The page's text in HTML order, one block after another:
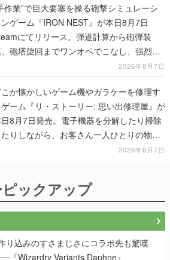
作業”で巨大要塞を操る砲撃シミュレーシ
ンゲーム『IRON NEST』が本日8月7日
にてリリース。弾道計算から砲弾装
砲塔旋回までワンオペでこなし、強烈な
撃をブチかませるロマンある作品2026年8月7日
こか懐かしいゲーム機やガラケーを修理す
ーム『リ・ストーリー: 思い出修理屋』が
8月7日発売。電子機器を分解したり掃除
たりしながら、お客さん一人ひとりの物語
2026年8月7日
ックアップ
り込みのすさまじさにコラボ先も驚嘆
『Wizardry Variants Daphne』